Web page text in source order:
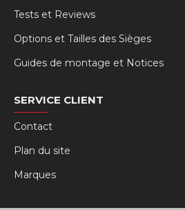
Tests et Reviews
Options et Tailles des Sièges
Guides de montage et Notices
SERVICE CLIENT
Contact
Plan du site
Marques